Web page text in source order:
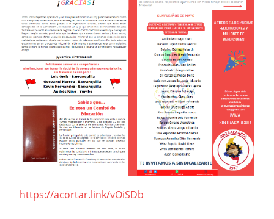
https://acortar.link/vOiSDb